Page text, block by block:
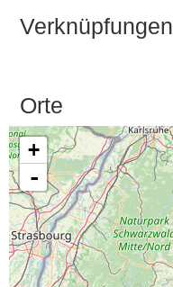
Verknüpfungen
Orte
+
-